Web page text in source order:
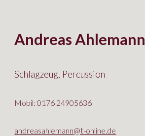
Andreas Ahlemann
Schlagzeug, Percussion
Mobil: 0176 24905636
andreasahlemann@t-online.de